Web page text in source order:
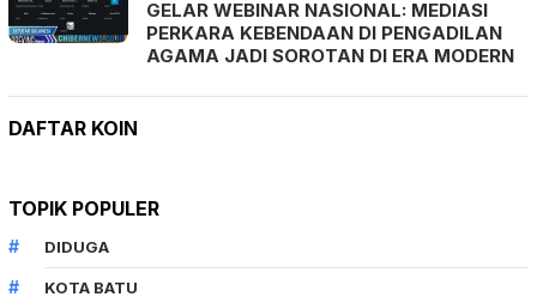
GELAR WEBINAR NASIONAL: MEDIASI
PERKARA KEBENDAAN DI PENGADILAN
AGAMA JADI SOROTAN DI ERA MODERN
DAFTAR KOIN
TOPIK POPULER
DIDUGA
KOTA BATU